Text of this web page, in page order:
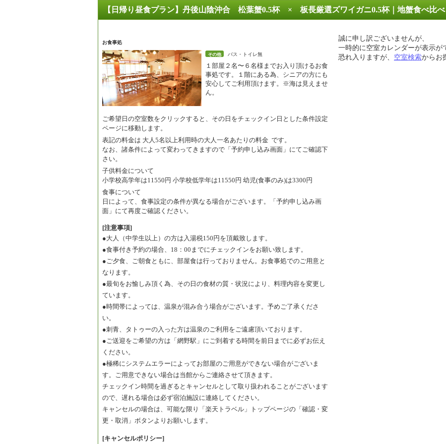
【日帰り昼食プラン】丹後山陰沖合 松葉蟹0.5杯 × 板長厳選ズワイガニ0.5杯｜地蟹食べ比べ
お食事処
その他 バス・トイレ無
１部屋２名〜６名様までお入り頂けるお食
事処です。１階にある為、シニアの方にも
安心してご利用頂けます。※海は見えませ
ん。
ご希望日の空室数をクリックすると、その日をチェックイン日とした条件設定
ページに移動します。
表記の料金は 大人5名以上利用時の大人一名あたりの料金 です。
なお、諸条件によって変わってきますので「予約申し込み画面」にてご確認下
さい。
子供料金について
小学校高学年は11550円 小学校低学年は11550円 幼児(食事のみ)は3300円
食事について
日によって、食事設定の条件が異なる場合がございます。「予約申し込み画
面」にて再度ご確認ください。
[注意事項]
●大人（中学生以上）の方は入湯税150円を頂戴致します。
●食事付き予約の場合、18：00までにチェックインをお願い致します。
●ご夕食、ご朝食ともに、部屋食は行っておりません。お食事処でのご用意と
なります。
●最旬をお愉しみ頂く為、その日の食材の質・状況により、料理内容を変更し
ています。
●時間帯によっては、温泉が混み合う場合がございます。予めご了承くださ
い。
●刺青、タトゥーの入った方は温泉のご利用をご遠慮頂いております。
●ご送迎をご希望の方は「網野駅」にご到着する時間を前日までに必ずお伝え
ください。
●極稀にシステムエラーによってお部屋のご用意ができない場合がございま
す。ご用意できない場合は当館からご連絡させて頂きます。
チェックイン時間を過ぎるとキャンセルとして取り扱われることがございます
ので、遅れる場合は必ず宿泊施設に連絡してください。
キャンセルの場合は、可能な限り「楽天トラベル」トップページの「確認・変
更・取消」ボタンよりお願いします。
[キャンセルポリシー]
誠に申し訳ございませんが、
一時的に空室カレンダーが表示が
恐れ入りますが、 空室検索からお